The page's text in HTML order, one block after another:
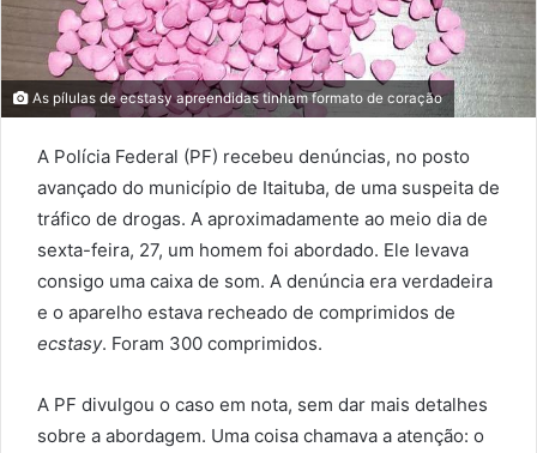
As pílulas de ecstasy apreendidas tinham formato de coração
A Polícia Federal (PF) recebeu denúncias, no posto
avançado do município de Itaituba, de uma suspeita de
tráfico de drogas. A aproximadamente ao meio dia de
sexta-feira, 27, um homem foi abordado. Ele levava
consigo uma caixa de som. A denúncia era verdadeira
e o aparelho estava recheado de comprimidos de
ecstasy. Foram 300 comprimidos.
A PF divulgou o caso em nota, sem dar mais detalhes
sobre a abordagem. Uma coisa chamava a atenção: o